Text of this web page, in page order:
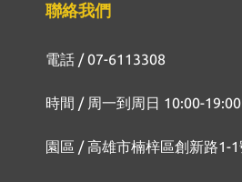
聯絡我們
電話 / 07-6113308
時間 / 周一到周日 10:00-19:00
園區 / 高雄市楠梓區創新路1-1